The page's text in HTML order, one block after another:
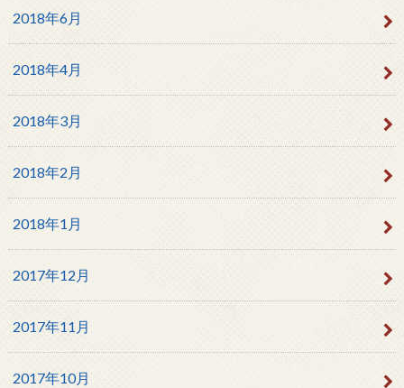
2018年6月
2018年4月
2018年3月
2018年2月
2018年1月
2017年12月
2017年11月
2017年10月